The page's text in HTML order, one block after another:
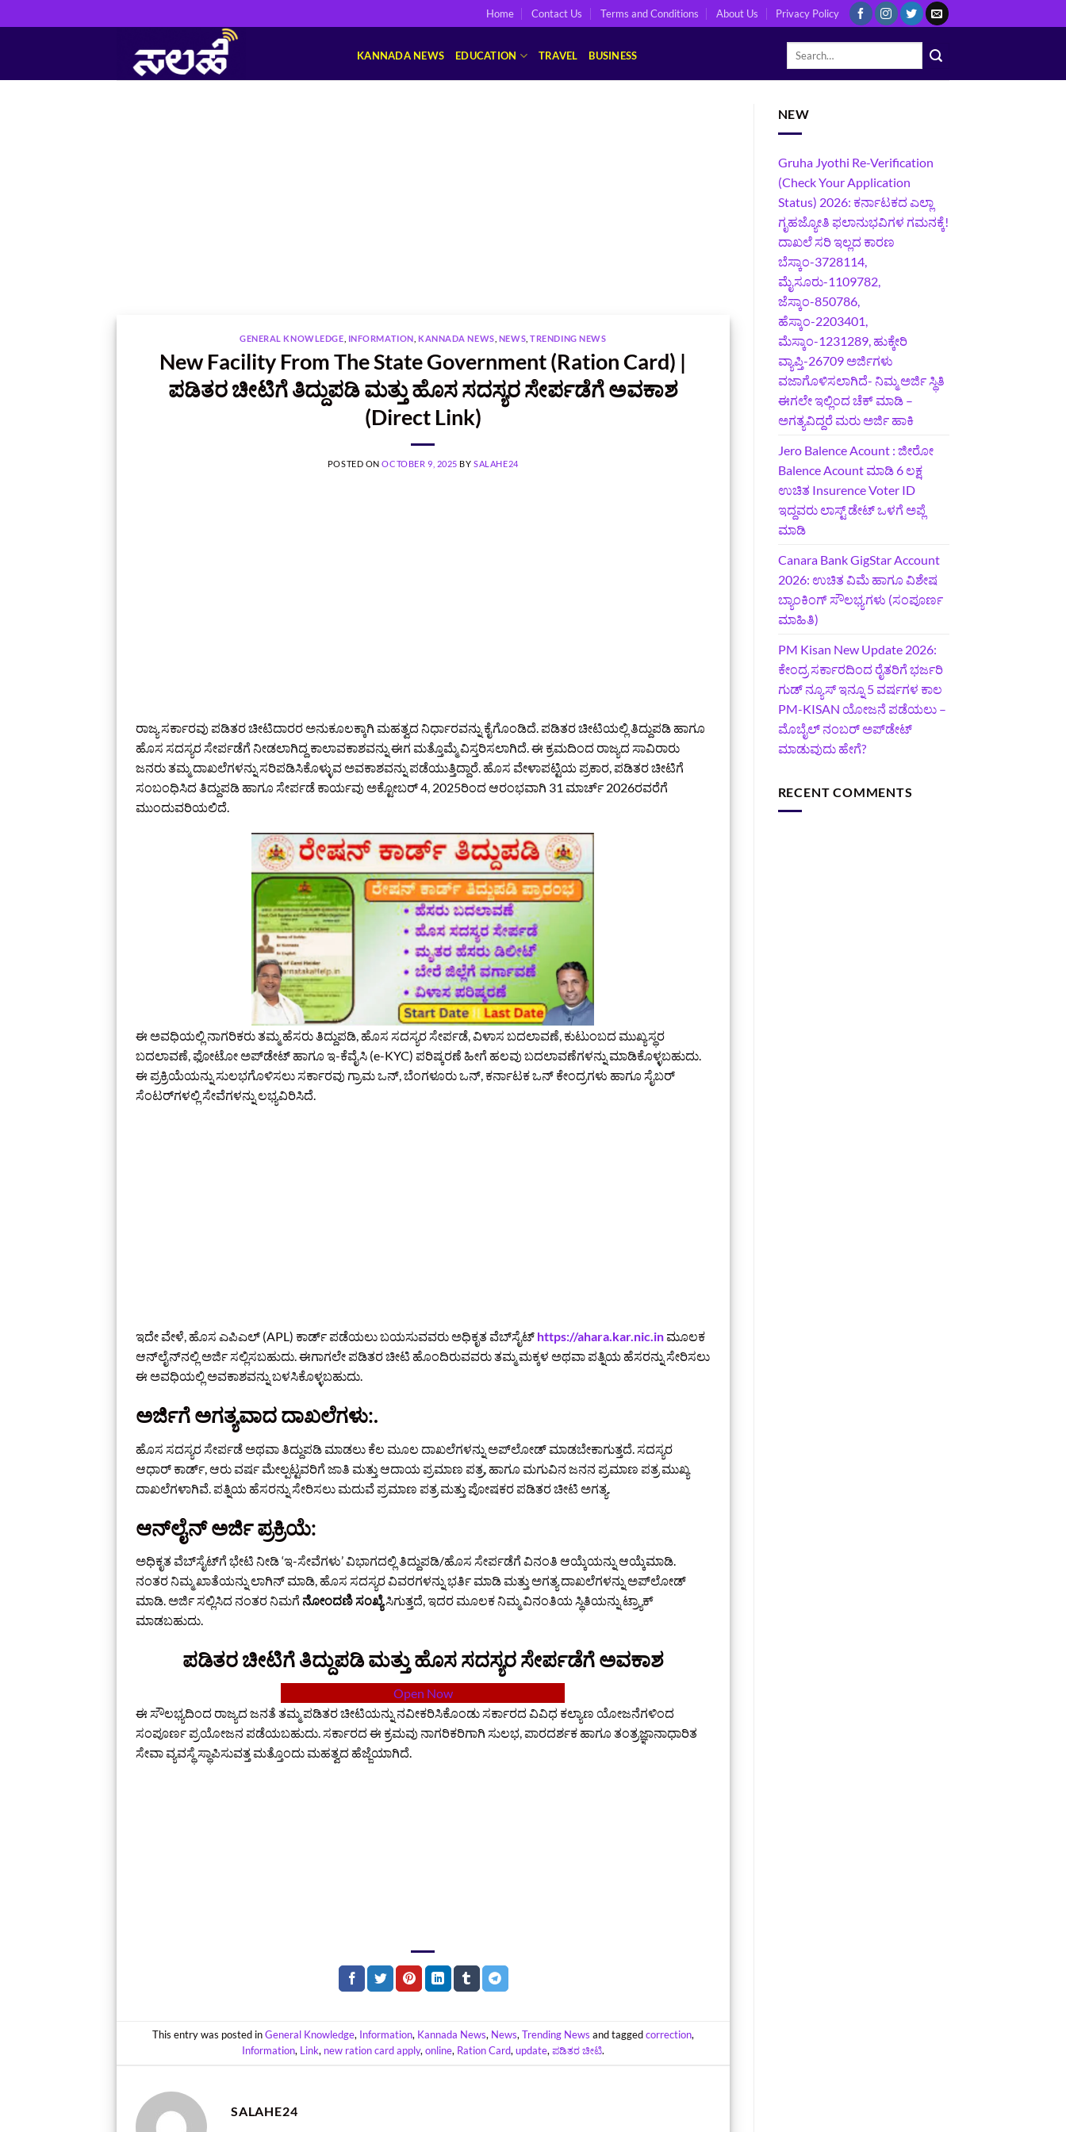
to
Home Contact Us Terms and Conditions About Us Privacy Policy
KANNADA NEWS EDUCATION TRAVEL BUSINESS
GENERAL KNOWLEDGE INFORMATION KANNADA NEWS NEWS ,TRENDING NEWS
New Facility From The State Government (Ration Card) |
ಪಡಿತರ ಚೀಟಿಗೆ ತಿದ್ದುಪಡಿ ಮತ್ತು ಹೊಸ ಸದಸ್ಯರ ಸೇರ್ಪಡೆಗೆ ಅವಕಾಶ
(Direct Link)
POSTED ONOCTOBER 9, 2025 BYSALAHE24
ರಾಜ್ಯ ಸರ್ಕಾರವು ಪಡಿತರ ಚೀಟಿದಾರರ ಅನುಕೂಲಕ್ಕಾಗಿ ಮಹತ್ವದ ನಿರ್ಧಾರವನ್ನು ಕೈಗೊಂಡಿದೆ. ಪಡಿತರ ಚೀಟಿಯಲ್ಲಿ ತಿದ್ದುಪಡಿ ಹಾಗೂ
ಹೊಸ ಸದಸ್ಯರ ಸೇರ್ಪಡೆಗೆ ನೀಡಲಾಗಿದ್ದ ಕಾಲಾವಕಾಶವನ್ನು ಈಗ ಮತ್ತೊಮ್ಮೆ ವಿಸ್ತರಿಸಲಾಗಿದೆ. ಈ ಕ್ರಮದಿಂದ ರಾಜ್ಯದ ಸಾವಿರಾರು
ಜನರು ತಮ್ಮ ದಾಖಲೆಗಳನ್ನು ಸರಿಪಡಿಸಿಕೊಳ್ಳುವ ಅವಕಾಶವನ್ನು ಪಡೆಯುತ್ತಿದ್ದಾರೆ. ಹೊಸ ವೇಳಾಪಟ್ಟಿಯ ಪ್ರಕಾರ, ಪಡಿತರ ಚೀಟಿಗೆ
ಸಂಬಂಧಿಸಿದ ತಿದ್ದುಪಡಿ ಹಾಗೂ ಸೇರ್ಪಡೆ ಕಾರ್ಯವು ಅಕ್ಟೋಬರ್ 4, 2025ರಿಂದ ಆರಂಭವಾಗಿ 31 ಮಾರ್ಚ್ 2026ರವರೆಗೆ
ಮುಂದುವರಿಯಲಿದೆ.
ಈ ಅವಧಿಯಲ್ಲಿ ನಾಗರಿಕರು ತಮ್ಮ ಹೆಸರು ತಿದ್ದುಪಡಿ, ಹೊಸ ಸದಸ್ಯರ ಸೇರ್ಪಡೆ, ವಿಳಾಸ ಬದಲಾವಣೆ, ಕುಟುಂಬದ ಮುಖ್ಯಸ್ಥರ
ಬದಲಾವಣೆ, ಫೋಟೋ ಅಪ್‌ಡೇಟ್ ಹಾಗೂ ಇ-ಕೆವೈಸಿ (e-KYC) ಪರಿಷ್ಕರಣೆ ಹೀಗೆ ಹಲವು ಬದಲಾವಣೆಗಳನ್ನು ಮಾಡಿಕೊಳ್ಳಬಹುದು.
ಈ ಪ್ರಕ್ರಿಯೆಯನ್ನು ಸುಲಭಗೊಳಿಸಲು ಸರ್ಕಾರವು ಗ್ರಾಮ ಒನ್, ಬೆಂಗಳೂರು ಒನ್, ಕರ್ನಾಟಕ ಒನ್ ಕೇಂದ್ರಗಳು ಹಾಗೂ ಸೈಬರ್
ಸೆಂಟರ್‌ಗಳಲ್ಲಿ ಸೇವೆಗಳನ್ನು ಲಭ್ಯವಿರಿಸಿದೆ.
ಇದೇ ವೇಳೆ, ಹೊಸ ಎಪಿಎಲ್ (APL) ಕಾರ್ಡ್ ಪಡೆಯಲು ಬಯಸುವವರು ಅಧಿಕೃತ ವೆಬ್‌ಸೈಟ್ https://ahara.kar.nic.inಮೂಲಕ
ಆನ್‌ಲೈನ್‌ನಲ್ಲಿ ಅರ್ಜಿ ಸಲ್ಲಿಸಬಹುದು. ಈಗಾಗಲೇ ಪಡಿತರ ಚೀಟಿ ಹೊಂದಿರುವವರು ತಮ್ಮ ಮಕ್ಕಳ ಅಥವಾ ಪತ್ನಿಯ ಹೆಸರನ್ನು ಸೇರಿಸಲು
ಈ ಅವಧಿಯಲ್ಲಿ ಅವಕಾಶವನ್ನು ಬಳಸಿಕೊಳ್ಳಬಹುದು.
ಅರ್ಜಿಗೆ ಅಗತ್ಯವಾದ ದಾಖಲೆಗಳು:.
ಹೊಸ ಸದಸ್ಯರ ಸೇರ್ಪಡೆ ಅಥವಾ ತಿದ್ದುಪಡಿ ಮಾಡಲು ಕೆಲ ಮೂಲ ದಾಖಲೆಗಳನ್ನು ಅಪ್‌ಲೋಡ್ ಮಾಡಬೇಕಾಗುತ್ತದೆ. ಸದಸ್ಯರ
ಆಧಾರ್ ಕಾರ್ಡ್, ಆರು ವರ್ಷ ಮೇಲ್ಪಟ್ಟವರಿಗೆ ಜಾತಿ ಮತ್ತು ಆದಾಯ ಪ್ರಮಾಣ ಪತ್ರ, ಹಾಗೂ ಮಗುವಿನ ಜನನ ಪ್ರಮಾಣ ಪತ್ರ ಮುಖ್ಯ
ದಾಖಲೆಗಳಾಗಿವೆ. ಪತ್ನಿಯ ಹೆಸರನ್ನು ಸೇರಿಸಲು ಮದುವೆ ಪ್ರಮಾಣ ಪತ್ರ ಮತ್ತು ಪೋಷಕರ ಪಡಿತರ ಚೀಟಿ ಅಗತ್ಯ.
ಆನ್‌ಲೈನ್ ಅರ್ಜಿ ಪ್ರಕ್ರಿಯೆ:
ಅಧಿಕೃತ ವೆಬ್‌ಸೈಟ್‌ಗೆ ಭೇಟಿ ನೀಡಿ ‘ಇ-ಸೇವೆಗಳು’ ವಿಭಾಗದಲ್ಲಿ ತಿದ್ದುಪಡಿ/ಹೊಸ ಸೇರ್ಪಡೆಗೆ ವಿನಂತಿ ಆಯ್ಕೆಯನ್ನು ಆಯ್ಕೆಮಾಡಿ.
ನಂತರ ನಿಮ್ಮ ಖಾತೆಯನ್ನು ಲಾಗಿನ್ ಮಾಡಿ, ಹೊಸ ಸದಸ್ಯರ ವಿವರಗಳನ್ನು ಭರ್ತಿ ಮಾಡಿ ಮತ್ತು ಅಗತ್ಯ ದಾಖಲೆಗಳನ್ನು ಅಪ್‌ಲೋಡ್
ಮಾಡಿ. ಅರ್ಜಿ ಸಲ್ಲಿಸಿದ ನಂತರ ನಿಮಗೆ ನೋಂದಣಿ ಸಂಖ್ಯೆಸಿಗುತ್ತದೆ, ಇದರ ಮೂಲಕ ನಿಮ್ಮ ವಿನಂತಿಯ ಸ್ಥಿತಿಯನ್ನು ಟ್ರ್ಯಾಕ್
ಮಾಡಬಹುದು.
ಪಡಿತರ ಚೀಟಿಗೆ ತಿದ್ದುಪಡಿ ಮತ್ತು ಹೊಸ ಸದಸ್ಯರ ಸೇರ್ಪಡೆಗೆ ಅವಕಾಶ
Open Now
ಈ ಸೌಲಭ್ಯದಿಂದ ರಾಜ್ಯದ ಜನತೆ ತಮ್ಮ ಪಡಿತರ ಚೀಟಿಯನ್ನು ನವೀಕರಿಸಿಕೊಂಡು ಸರ್ಕಾರದ ವಿವಿಧ ಕಲ್ಯಾಣ ಯೋಜನೆಗಳಿಂದ
ಸಂಪೂರ್ಣ ಪ್ರಯೋಜನ ಪಡೆಯಬಹುದು. ಸರ್ಕಾರದ ಈ ಕ್ರಮವು ನಾಗರಿಕರಿಗಾಗಿ ಸುಲಭ, ಪಾರದರ್ಶಕ ಹಾಗೂ ತಂತ್ರಜ್ಞಾನಾಧಾರಿತ
ಸೇವಾ ವ್ಯವಸ್ಥೆ ಸ್ಥಾಪಿಸುವತ್ತ ಮತ್ತೊಂದು ಮಹತ್ವದ ಹೆಜ್ಜೆಯಾಗಿದೆ.
This entry was posted inGeneral Knowledge, Information, Kannada News, News,Trending News and taggedcorrection,
Information, Link, new ration card apply,online, Ration Card,update,ಪಡಿತರ ಚೀಟಿ.
SALAHE24
NEW
Gruha Jyothi Re-Verification
(Check Your Application
Status) 2026: ಕರ್ನಾಟಕದ ಎಲ್ಲಾ
ಗೃಹಜ್ಯೋತಿ ಫಲಾನುಭವಿಗಳ ಗಮನಕ್ಕೆ!
ದಾಖಲೆ ಸರಿ ಇಲ್ಲದ ಕಾರಣ
ಬೆಸ್ಕಾಂ-3728114,
ಮೈಸೂರು-1109782,
ಜೆಸ್ಕಾಂ-850786,
ಹೆಸ್ಕಾಂ-2203401,
ಮೆಸ್ಕಾಂ-1231289, ಹುಕ್ಕೇರಿ
ವ್ಯಾಪ್ತಿ-26709 ಅರ್ಜಿಗಳು
ವಜಾಗೊಳಿಸಲಾಗಿದೆ- ನಿಮ್ಮ ಅರ್ಜಿ ಸ್ಥಿತಿ
ಈಗಲೇ ಇಲ್ಲಿಂದ ಚೆಕ್ ಮಾಡಿ –
ಅಗತ್ಯವಿದ್ದರೆ ಮರು ಅರ್ಜಿ ಹಾಕಿ
Jero Balence Acount : ಜೀರೋ
Balence Acount ಮಾಡಿ 6 ಲಕ್ಷ
ಉಚಿತ Insurence Voter ID
ಇದ್ದವರು ಲಾಸ್ಟ್‌ ಡೇಟ್‌ ಒಳಗೆ ಅಪ್ಲೆ
ಮಾಡಿ
Canara Bank GigStar Account
2026: ಉಚಿತ ವಿಮೆ ಹಾಗೂ ವಿಶೇಷ
ಬ್ಯಾಂಕಿಂಗ್ ಸೌಲಭ್ಯಗಳು (ಸಂಪೂರ್ಣ
ಮಾಹಿತಿ)
PM Kisan New Update 2026:
ಕೇಂದ್ರ ಸರ್ಕಾರದಿಂದ ರೈತರಿಗೆ ಭರ್ಜರಿ
ಗುಡ್‌ ನ್ಯೂಸ್ ಇನ್ನೂ 5 ವರ್ಷಗಳ ಕಾಲ
PM-KISAN ಯೋಜನೆ ಪಡೆಯಲು –
ಮೊಬೈಲ್ ನಂಬರ್ ಅಪ್‌ಡೇಟ್
ಮಾಡುವುದು ಹೇಗೆ?
RECENT COMMENTS